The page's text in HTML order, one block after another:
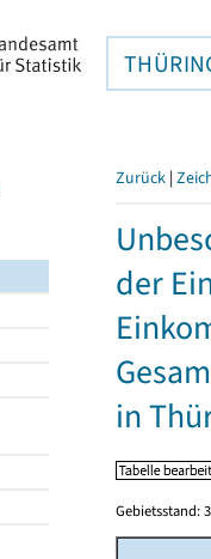
Zurück |
der
in
Gebietsstand: